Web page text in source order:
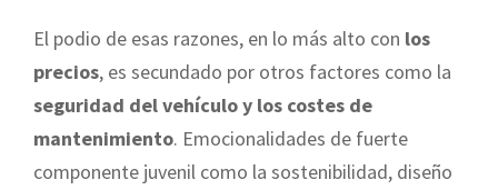
El podio de esas razones, en lo más alto con los
precios, es secundado por otros factores como la
seguridad del vehículo y los costes de
mantenimiento. Emocionalidades de fuerte
componente juvenil como la sostenibilidad, diseño